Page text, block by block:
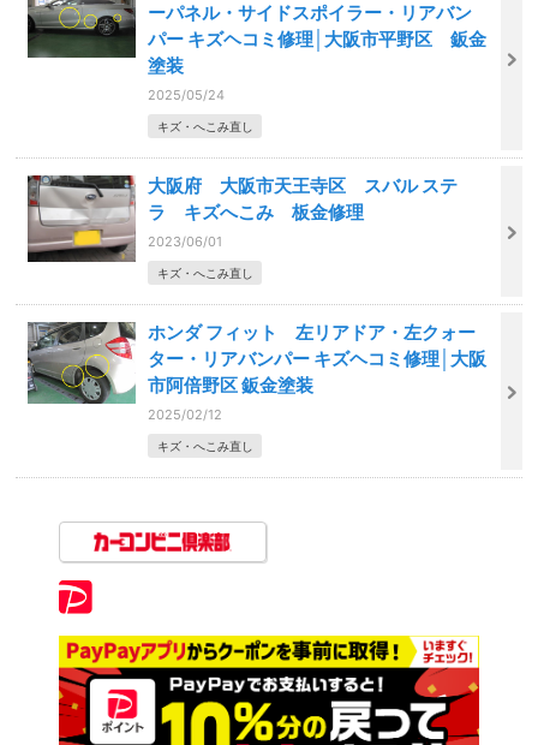
ーパネル・サイドスポイラー・リアバン
パー キズヘコミ修理│大阪市平野区 鈑金
塗装
2025/05/24
キズ・へこみ直し
大阪府 大阪市天王寺区 スバル ステ
ラ キズへこみ 板金修理
2023/06/01
キズ・へこみ直し
ホンダ フィット 左リアドア・左クォー
ター・リアバンパー キズヘコミ修理│大阪
市阿倍野区 鈑金塗装
2025/02/12
キズ・へこみ直し